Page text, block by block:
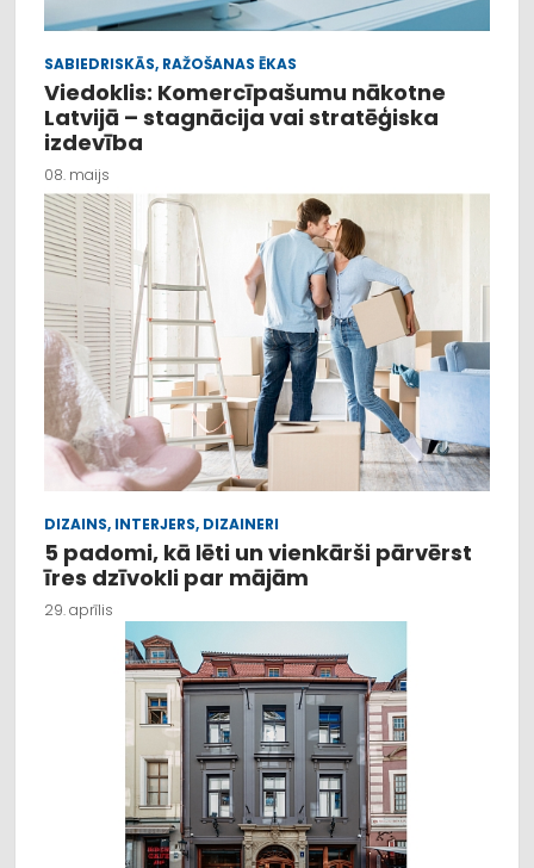
SABIEDRISKĀS, RAŽOŠANAS ĒKAS
Viedoklis: Komercīpašumu nākotne
Latvijā – stagnācija vai stratēģiska
izdevība
08. maijs
DIZAINS, INTERJERS, DIZAINERI
5 padomi, kā lēti un vienkārši pārvērst
īres dzīvokli par mājām
29. aprīlis